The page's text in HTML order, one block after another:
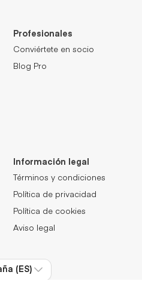
Profesionales
Conviértete en socio
Blog Pro
Información legal
Términos y condiciones
Política de privacidad
Política de cookies
Aviso legal
(ES)